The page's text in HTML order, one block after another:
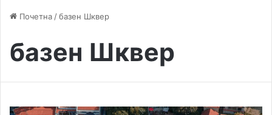
Почетна /базен Шквер
базен Шквер